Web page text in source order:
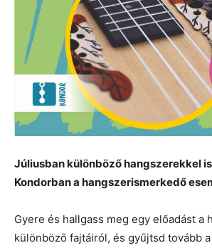
Júliusban különböző hangszerekkel
Kondorban a hangszerismerkedő
Gyere és hallgass meg egy előadást a
különböző fajtáiról, és gyűjtsd tovább a